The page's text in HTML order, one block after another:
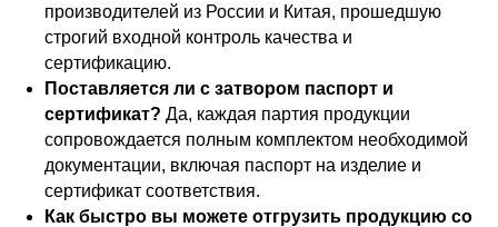
производителей из России и Китая, прошедшую
строгий входной контроль качества и
сертификацию.
Поставляется ли с затвором паспорт и
сертификат? Да, каждая партия продукции
сопровождается полным комплектом необходимой
документации, включая паспорт на изделие и
сертификат соответствия.
Как быстро вы можете отгрузить продукцию со